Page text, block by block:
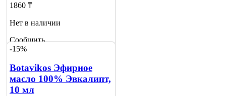
1860 ₸
Нет в наличии
Сообщить
о наличии
-15%
Botavikos Эфирное
масло 100% Эвкалипт,
10 мл